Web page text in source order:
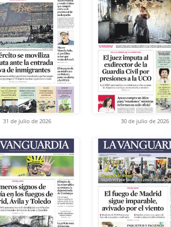
31 de julio de 2026 30 de julio de 2026